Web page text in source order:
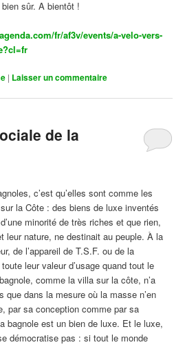
sûr. A bientôt !
fr/af3v/events/a-velo-vers-
| Laisser un commentaire
de la
c’est qu’elles sont comme les
la Côte : des biens de luxe inventés
minorité de très riches et que rien,
leur nature, ne destinait au peuple. À la
de l’appareil de T.S.F. ou de la
leur valeur d’usage quand tout le
comme la villa sur la côte, n’a
que dans la mesure où la masse n’en
par sa conception comme par sa
bagnole est un bien de luxe. Et le luxe,
démocratise pas : si tout le monde